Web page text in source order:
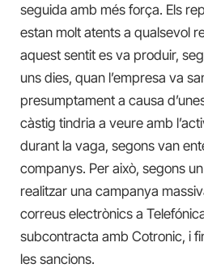
seguida amb més força. Els
estan molt atents a qualsevol
aquest sentit es va produir,
uns dies, quan l’empresa va
presumptament a causa
càstig tindria a veure amb
durant la vaga, segons van
companys. Per això, segons
realitzar una campanya
correus electrònics a
subcontracta amb Cotronic, i
les sancions.